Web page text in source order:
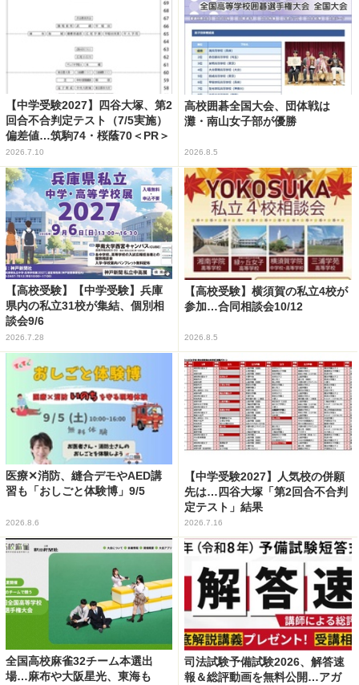
【中学受験2027】四谷大塚、第2
回合不合判定テスト（7/5実施）
偏差値…筑駒74・桜蔭70＜PR＞
2026.7.10
高校囲碁全国大会、団体戦は
灘・南山女子部が優勝
2026.8.5
【高校受験】【中学受験】兵庫
県内の私立31校が集結、個別相
談会9/6
2026.7.28
【高校受験】横須賀の私立4校が
参加…合同相談会10/12
2026.8.5
医療✕消防、縫合デモやAED講
習も「おしごと体験博」9/5
2026.8.6
【中学受験2027】人気校の併願
先は…四谷大塚「第2回合不合判
定テスト」結果
2026.7.16
全国高校麻雀32チーム本選出
場…麻布や大阪星光、東海も
司法試験予備試験2026、解答速
報＆総評動画を無料公開…アガ